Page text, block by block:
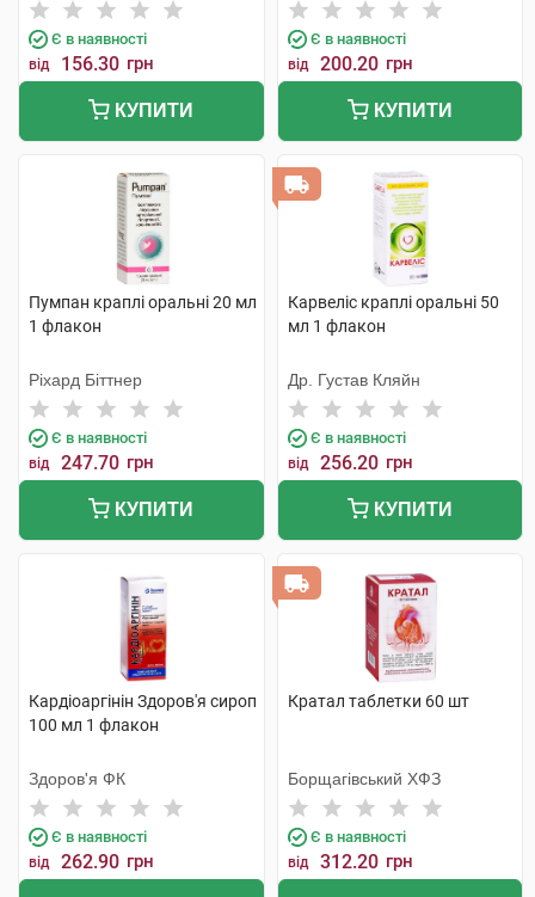
Є в наявності
від 156.30 грн
КУПИТИ
Є в наявності
від 200.20 грн
КУПИТИ
Пумпан краплі оральні 20 мл
1 флакон
Ріхард Біттнер
Є в наявності
від 247.70 грн
КУПИТИ
Карвеліс краплі оральні 50
мл 1 флакон
Др. Густав Кляйн
Є в наявності
від 256.20 грн
КУПИТИ
Кардіоаргінін Здоров'я сироп
100 мл 1 флакон
Здоров'я ФК
Є в наявності
від 262.90 грн
Кратал таблетки 60 шт
Борщагівський ХФЗ
Є в наявності
від 312.20 грн